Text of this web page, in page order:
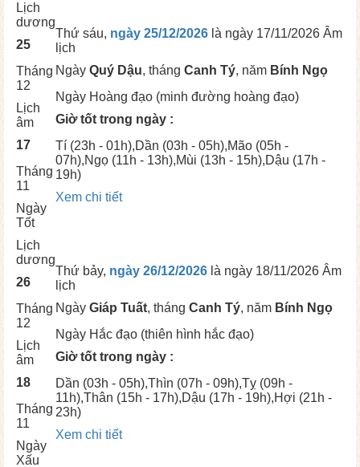
Lịch
dương
25
Tháng
12
Lịch
âm
17
Tháng
11
Ngày
Tốt
Thứ sáu, ngày 25/12/2026 là ngày 17/11/2026 Âm
lịch
Ngày Quý Dậu, tháng Canh Tý, năm Bính Ngọ
Ngày Hoàng đạo (minh đường hoàng đạo)
Giờ tốt trong ngày :
Tí (23h - 01h),Dần (03h - 05h),Mão (05h -
07h),Ngọ (11h - 13h),Mùi (13h - 15h),Dậu (17h -
19h)
Xem chi tiết
Lịch
dương
26
Tháng
12
Lịch
âm
18
Tháng
11
Ngày
Xấu
Thứ bảy, ngày 26/12/2026 là ngày 18/11/2026 Âm
lịch
Ngày Giáp Tuất, tháng Canh Tý, năm Bính Ngọ
Ngày Hắc đạo (thiên hình hắc đạo)
Giờ tốt trong ngày :
Dần (03h - 05h),Thìn (07h - 09h),Tỵ (09h -
11h),Thân (15h - 17h),Dậu (17h - 19h),Hợi (21h -
23h)
Xem chi tiết